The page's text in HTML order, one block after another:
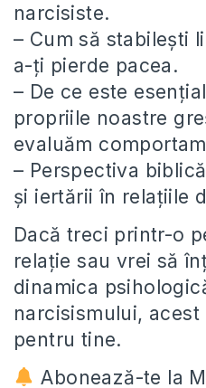
narcisiste.
– Cum să stabilești
a-ți pierde pacea.
– De ce este
propriile noastre
evaluăm
– Perspectiva
și iertării în relațiile
Dacă treci printr-o
relație sau vrei să
dinamica
narcisismului, acest
pentru tine.
Abonează-te la